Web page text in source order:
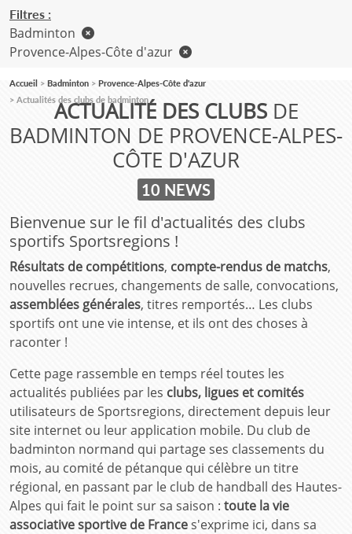
ACTUALITÉ DES CLUBSDE
BADMINTON DE PROVENCE-ALPES-
CÔTE D'AZUR
10 NEWS
Bienvenue sur le fil d'actualités des clubs
sportifs Sportsregions !
Résultats de compétitions, compte-rendus de matchs,
nouvelles recrues, changements de salle, convocations,
assemblées générales, titres remportés… Les clubs
sportifs ont une vie intense, et ils ont des choses à
raconter !
Cette page rassemble en temps réel toutes les
actualités publiées par les clubs, ligues et comités
utilisateurs de Sportsregions, directement depuis leur
site internet ou leur application mobile. Du club de
badminton normand qui partage ses classements du
mois, au comité de pétanque qui célèbre un titre
régional, en passant par le club de handball des Hautes-
Alpes qui fait le point sur sa saison : toute la vie
associative sportive de Frances'exprime ici, dans sa
Filtres :
Badminton
Provence-Alpes-Côte d'azur
Accueil Badminton
Provence-Alpes-Côte d'azur
Actualités des clubs de badminton